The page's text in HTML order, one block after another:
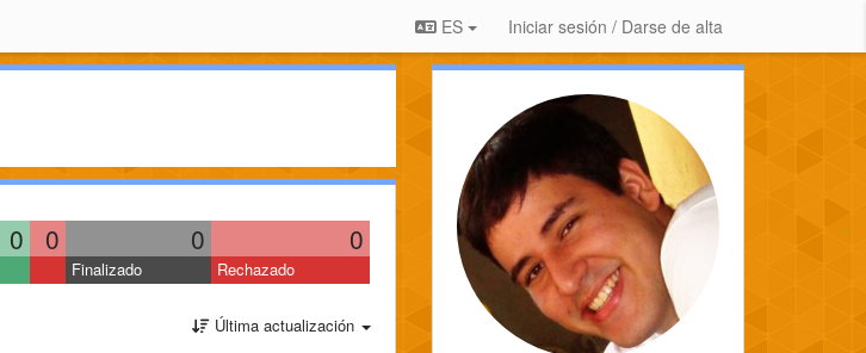
ES Iniciar sesión / Darse de alta
0 0 0 0
Finalizado Rechazado
Última actualización